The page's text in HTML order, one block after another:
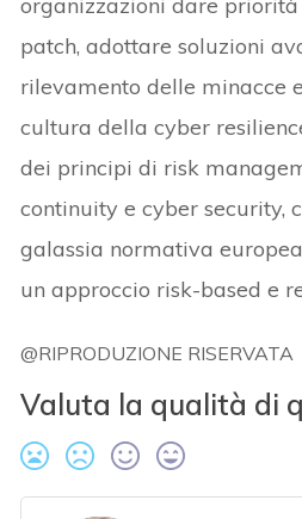
patch, adottare soluzioni
rilevamento delle minacce
cultura della cyber
dei principi di risk
continuity e cyber security,
galassia normativa
un approccio risk-based e
@RIPRODUZIONE RISERVATA
Valuta la qualità di